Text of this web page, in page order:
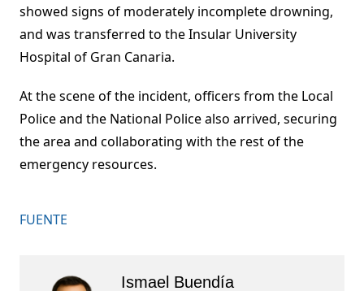
showed signs of moderately incomplete drowning,
and was transferred to the Insular University
Hospital of Gran Canaria.
At the scene of the incident, officers from the Local
Police and the National Police also arrived, securing
the area and collaborating with the rest of the
emergency resources.
FUENTE
Ismael Buendía